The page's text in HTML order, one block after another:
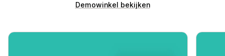
Demowinkel bekijken